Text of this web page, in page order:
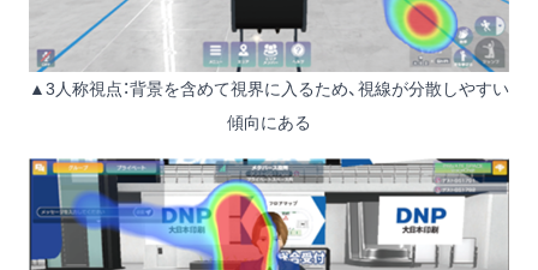
▲3人称視点：背景を含めて視界に入るため、視線が分散しやすい
傾向にある